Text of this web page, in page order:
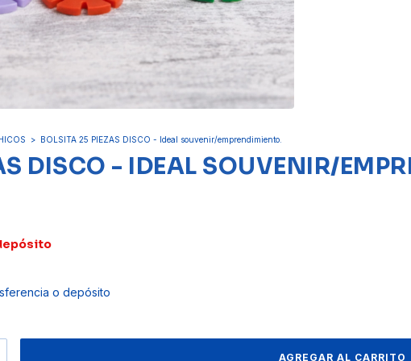
> BOLSITA 25 PIEZAS DISCO - Ideal souvenir/emprendimiento.
DISCO - IDEAL SOUVENIR/
o depósito